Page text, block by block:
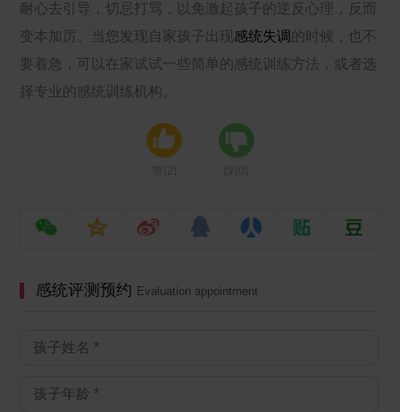
耐心去引导，切忌打骂，以免激起孩子的逆反心理，反而
变本加厉。当您发现自家孩子出现感统失调 的时候，也不
要着急，可以在家试试一些简单的感统训练方法，或者选
择专业的感统训练机构。
感统评测预约 Evaluation appointment